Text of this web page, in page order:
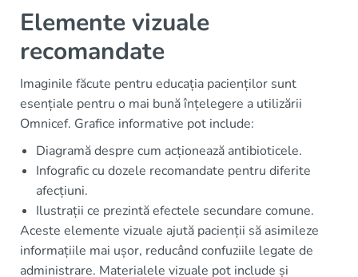
Elemente vizuale
recomandate
Imaginile făcute pentru educația pacienților sunt
esențiale pentru o mai bună înțelegere a utilizării
Omnicef. Grafice informative pot include:
Diagramă despre cum acționează antibioticele.
Infografic cu dozele recomandate pentru diferite
afecțiuni.
Ilustrații ce prezintă efectele secundare comune.
Aceste elemente vizuale ajută pacienții să asimileze
informațiile mai ușor, reducând confuziile legate de
administrare. Materialele vizuale pot include și